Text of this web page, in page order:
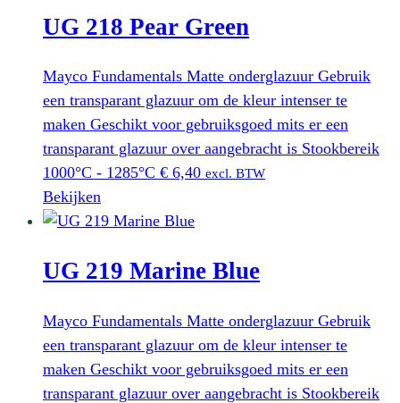
UG 218 Pear Green
Mayco Fundamentals Matte onderglazuur Gebruik
een transparant glazuur om de kleur intenser te
maken Geschikt voor gebruiksgoed mits er een
transparant glazuur over aangebracht is Stookbereik
1000°C - 1285°C € 6,40 excl. BTW
Bekijken
UG 219 Marine Blue
Mayco Fundamentals Matte onderglazuur Gebruik
een transparant glazuur om de kleur intenser te
maken Geschikt voor gebruiksgoed mits er een
transparant glazuur over aangebracht is Stookbereik